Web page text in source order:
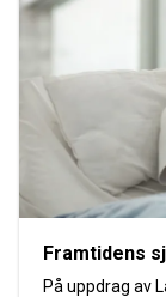
Framtidens
På uppdrag av